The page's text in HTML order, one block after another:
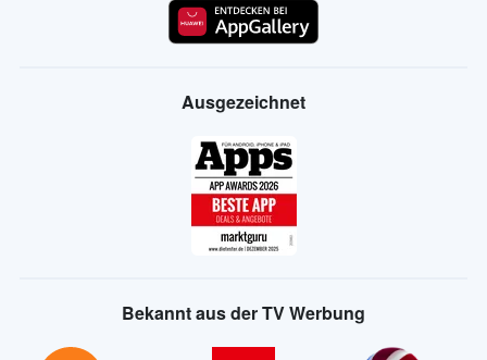
Ausgezeichnet
Bekannt aus der TV Werbung